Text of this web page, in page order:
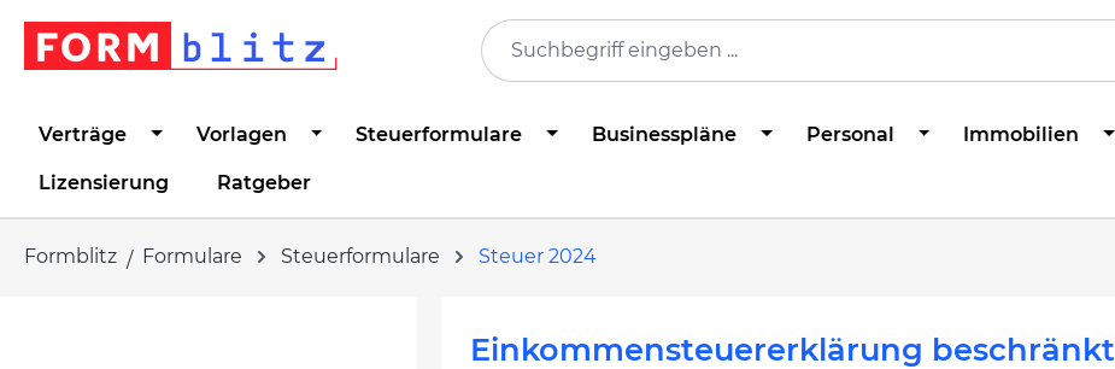
Zur Hauptnavigation springen
Verträge Vorlagen Steuerformulare Businesspläne Personal Immobilien
Lizensierung Ratgeber
Formblitz Formulare Steuerformulare Steuer 2024
Einkommensteuererklärung beschränkt